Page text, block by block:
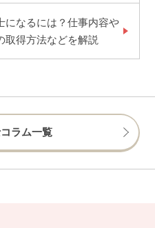
になるには？仕事内容や
取得方法などを解説
ラム一覧